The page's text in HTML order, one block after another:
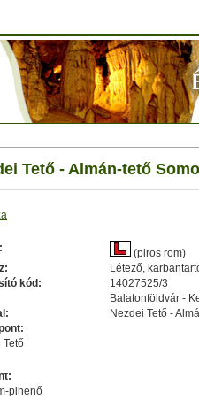
Tető - Almán-tető
(piros rom)
Létező,
kód:
14027525/3
Balatonföldvár -
Nezdei Tető -
Tető
pihenő